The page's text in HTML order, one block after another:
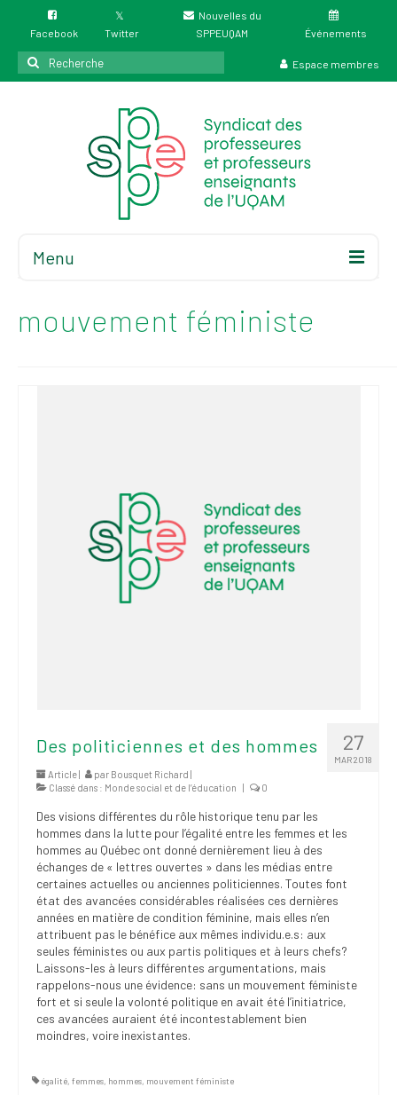
Facebook Twitter
Nouvelles du
SPPEUQAM
Événements
Rechercher
:
Espace membres
Menu
Statuts et
règlements
Politiques
d’écran – Place à
notre valorisation
Signature – Courriel
(FNEEQ)
Vignettes
Publications
Nouvelles du
SPPEUQAM
Communiqués
SPPEUQAM@ctualités
et Bilans
mouvement féministe
27
MAR 2018
Des politiciennes et des hommes
Article | par Bousquet Richard |
Classé dans : Monde social et de l’éducation | 0
Des visions différentes du rôle historique tenu par les
hommes dans la lutte pour l’égalité entre les femmes et les
hommes au Québec ont donné dernièrement lieu à des
échanges de « lettres ouvertes » dans les médias entre
certaines actuelles ou anciennes politiciennes. Toutes font
état des avancées considérables réalisées ces dernières
années en matière de condition féminine, mais elles n’en
attribuent pas le bénéfice aux mêmes individu.e.s: aux
seules féministes ou aux partis politiques et à leurs chefs?
Laissons-les à leurs différentes argumentations, mais
rappelons-nous une évidence: sans un mouvement féministe
fort et si seule la volonté politique en avait été l’initiatrice,
ces avancées auraient été incontestablement bien
moindres, voire inexistantes.
égalité, femmes, hommes, mouvement féministe